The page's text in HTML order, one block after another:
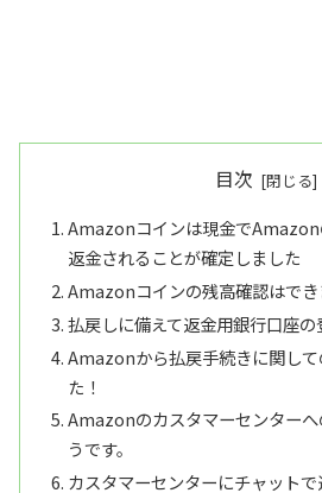
目次
Amazonコインは現金でAmazon
返金されることが確定しました
Amazonコインの残高確認はで
払戻しに備えて返金用銀行口座の
Amazonから払戻手続きに関し
た！
Amazonのカスタマーセンター
うです。
カスタマーセンターにチャット